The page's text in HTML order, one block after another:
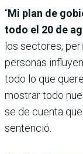
“Mi plan de
todo el 20 de
los sectores,
personas
todo lo que
mostrar todo
se de cuenta
sentenció.